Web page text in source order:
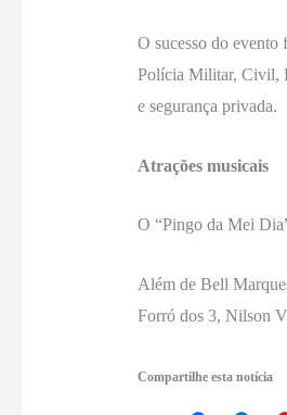
O sucesso do
Polícia Militar, Civil,
e segurança privada.
Atrações musicais
O “Pingo da Mei
Além de Bell
Forró dos 3, Nilson
Compartilhe esta notícia